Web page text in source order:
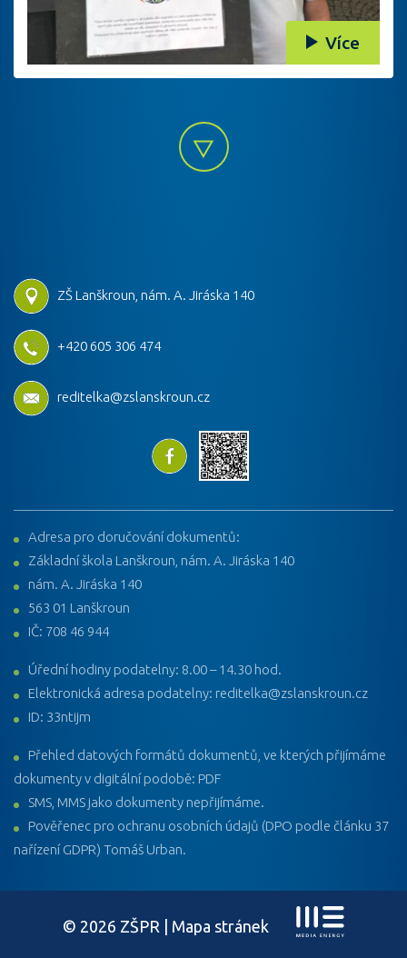
Více
ZŠ Lanškroun, nám. A. Jiráska 140
+420 605 306 474
reditelka@zslanskroun.cz
Adresa pro doručování dokumentů:
Základní škola Lanškroun, nám. A. Jiráska 140
nám. A. Jiráska 140
563 01 Lanškroun
IČ: 708 46 944
Úřední hodiny podatelny: 8.00 – 14.30 hod.
Elektronická adresa podatelny: reditelka@zslanskroun.cz
ID: 33ntijm
Přehled datových formátů dokumentů, ve kterých přijímáme
dokumenty v digitální podobě: PDF
SMS, MMS jako dokumenty nepřijímáme.
Pověřenec pro ochranu osobních údajů (DPO podle článku 37
nařízení GDPR) Tomáš Urban.
© 2026 ZŠPR | Mapa stránek